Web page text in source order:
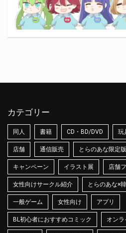
カテゴリー
同人 書籍 CD・BD/DVD 玩
店舗 通信販売 とらのあな限定版
キャンペーン イラスト展 店舗
女性向けサークル紹介 とらのあな×
一般ゲーム 女性向け アプリ
BL初心者におすすめコミック オン